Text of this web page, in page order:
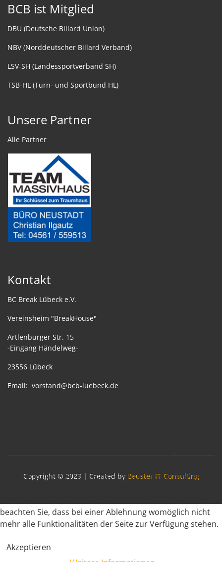
BCB ist Mitglied
DBU (Deutsche Billard Union)
NBV (Norddeutscher Billard Verband)
LSV-SH (Landessportverband SH)
TSB-HL (Turn- und Sportbund HL)
Unsere Partner
Alle Partner
Kontakt
BC Break Lübeck e.V.
Vereinsheim "BreakHouse"
Artlenburger Str. 15
-Eingang Händelweg-
23556 Lübeck
Email: vorstand@bcb-luebeck.de
Copyright © 2023 | Created by Beuster IT-Consulting
uns helfen, diese Website und die Nutzererfahrung zu
beachten Sie, dass bei einer Ablehnung womöglich nicht
mehr alle Funktionalitäten der Seite zur Verfügung stehen.
Akzeptieren